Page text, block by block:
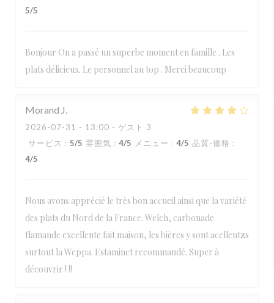
5/5
Bonjour On a passé un superbe moment en famille . Les
plats délicieux. Le personnel au top . Merci beaucoup
Morand J
2026-07-31 - 13:00 - ゲスト 3
サービス : 5/5 雰囲気 : 4/5 メニュー : 4/5 品質-価格 :
4/5
Nous avons apprécié le très bon accueil ainsi que la variété
des plats du Nord de la France. Welch, carbonade
flamande excellente fait maison, les bières y sont acellentzs
surtout la Weppa. Estaminet recommandé. Super à
découvrir ! !!